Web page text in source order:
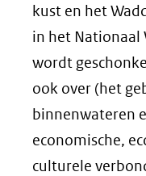
kust en het
in het Nationaal
wordt
ook over (het
binnenwateren
economische,
culturele